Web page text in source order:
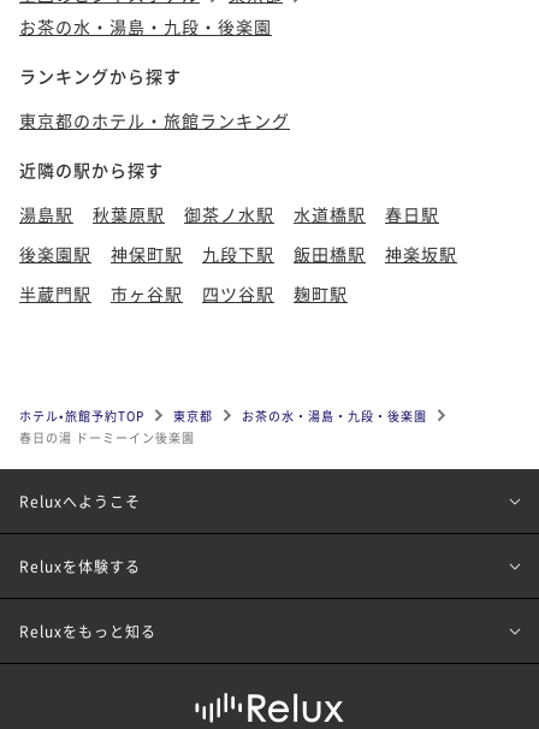
お茶の水・湯島・九段・後楽園
ランキングから探す
東京都のホテル・旅館ランキング
近隣の駅から探す
湯島駅
秋葉原駅 御茶ノ水駅 水道橋駅
春日駅
後楽園駅
神保町駅 九段下駅 飯田橋駅
神楽坂駅
半蔵門駅
市ヶ谷駅 四ツ谷駅 麹町駅
ホテル•旅館予約TOP 東京都
お茶の水・湯島・九段・後楽園
春日の湯 ドーミーイン後楽園
Reluxへようこそ
Reluxを体験する
Reluxをもっと知る